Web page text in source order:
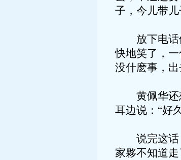
子，今儿带儿
放下电话便
快地笑了，
没什麽事，
黄佩华还想
耳边说：“好
说完这话，
家夥不知道